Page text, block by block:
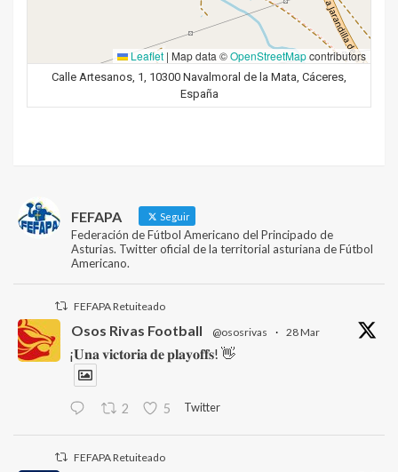
Leaflet | Map data ©OpenStreetMapcontributors
Calle Artesanos, 1, 10300 Navalmoral de la Mata, Cáceres,
España
FEFAPA Seguir
Federación de Fútbol Americano del Principado de
Asturias. Twitter oficial de la territorial asturiana de Fútbol
Americano.
FEFAPA Retuiteado
Osos Rivas Football @ososrivas · 28 Mar
¡𝐔𝐧𝐚 𝐯𝐢𝐜𝐭𝐨𝐫𝐢𝐚 𝐝𝐞 𝐩𝐥𝐚𝐲𝐨𝐟𝐟𝐬! 👋
2 5 Twitter
FEFAPA Retuiteado